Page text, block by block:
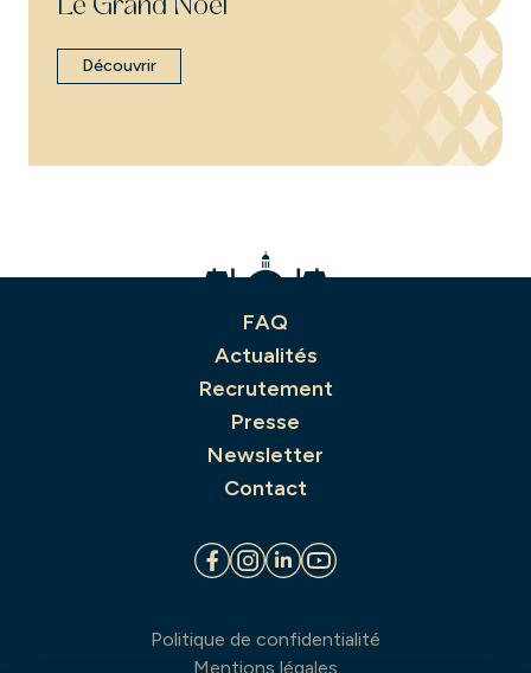
Le Grand Noël
Découvrir
FAQ
Actualités
Recrutement
Presse
Newsletter
Contact
Politique de confidentialité
Mentions légales